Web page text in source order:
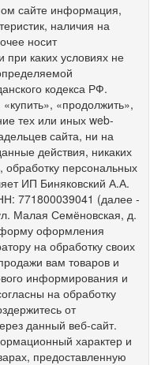
сайте информация,
наличия на
носит
каких условиях не
кодекса РФ.
«продолжить»,
тех или иных web-
сайта, ни на
действия, никаких
обработку персональных
ИП Биняковский А.А.
771800039041 (далее -
Малая Семёновская, д.
оформления
на обработку своих
вам товаров и
информирования и
на обработку
от
данный веб-сайт.
характер и
предоставленную